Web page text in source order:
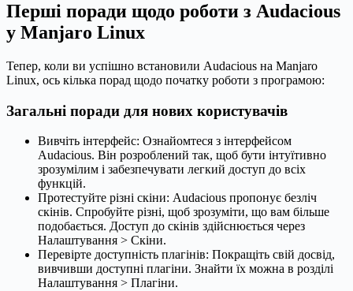
Перші поради щодо роботи з Audacious
у Manjaro Linux
Тепер, коли ви успішно встановили Audacious на Manjaro
Linux, ось кілька порад щодо початку роботи з програмою:
Загальні поради для нових користувачів
Вивчіть інтерфейс: Ознайомтеся з інтерфейсом
Audacious. Він розроблений так, щоб бути інтуїтивно
зрозумілим і забезпечувати легкий доступ до всіх
функцій.
Протестуйте різні скіни: Audacious пропонує безліч
скінів. Спробуйте різні, щоб зрозуміти, що вам більше
подобається. Доступ до скінів здійснюється через
Налаштування > Скіни.
Перевірте доступність плагінів: Покращіть свій досвід,
вивчивши доступні плагіни. Знайти їх можна в розділі
Налаштування > Плагіни.